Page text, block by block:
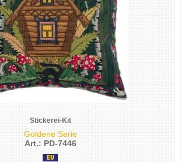
Stickerei-Kit
Goldene Serie
Art.: PD-7446